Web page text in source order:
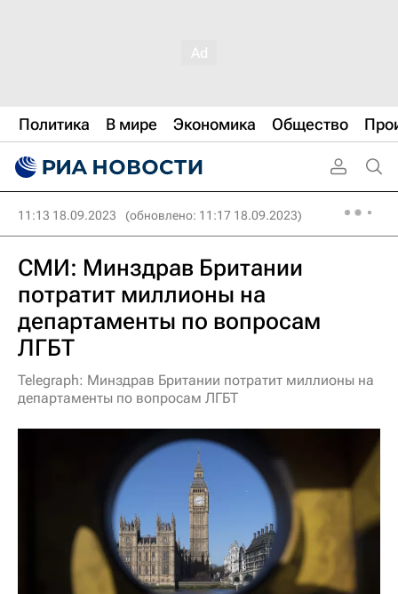
Политика В мире Экономика Общество
11:13 18.09.2023 (обновлено: 11:17 18.09.2023)
СМИ: Минздрав Британии
потратит миллионы на
департаменты по вопросам
ЛГБТ
Telegraph: Минздрав Британии потратит миллионы на
департаменты по вопросам ЛГБТ